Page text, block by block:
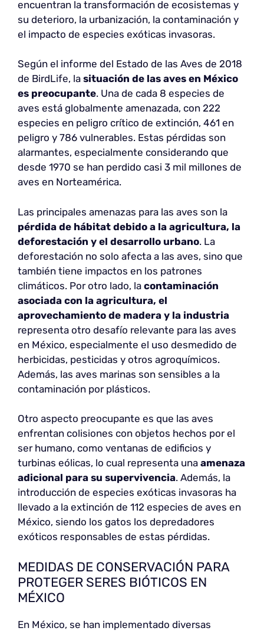
encuentran la transformación de ecosistemas y
su deterioro, la urbanización, la contaminación y
el impacto de especies exóticas invasoras.
Según el informe del Estado de las Aves de 2018
de BirdLife, la situación de las aves en México
es preocupante. Una de cada 8 especies de
aves está globalmente amenazada, con 222
especies en peligro crítico de extinción, 461 en
peligro y 786 vulnerables. Estas pérdidas son
alarmantes, especialmente considerando que
desde 1970 se han perdido casi 3 mil millones de
aves en Norteamérica.
Las principales amenazas para las aves son la
pérdida de hábitat debido a la agricultura, la
deforestación y el desarrollo urbano. La
deforestación no solo afecta a las aves, sino que
también tiene impactos en los patrones
climáticos. Por otro lado, la contaminación
asociada con la agricultura, el
aprovechamiento de madera y la industria
representa otro desafío relevante para las aves
en México, especialmente el uso desmedido de
herbicidas, pesticidas y otros agroquímicos.
Además, las aves marinas son sensibles a la
contaminación por plásticos.
Otro aspecto preocupante es que las aves
enfrentan colisiones con objetos hechos por el
ser humano, como ventanas de edificios y
turbinas eólicas, lo cual representa una amenaza
adicional para su supervivencia. Además, la
introducción de especies exóticas invasoras ha
llevado a la extinción de 112 especies de aves en
México, siendo los gatos los depredadores
exóticos responsables de estas pérdidas.
MEDIDAS DE CONSERVACIÓN PARA
PROTEGER SERES BIÓTICOS EN
MÉXICO
En México, se han implementado diversas